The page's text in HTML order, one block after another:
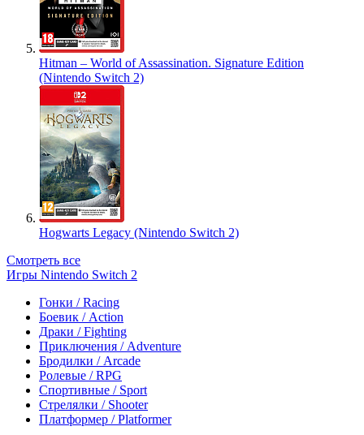
Hitman – World of Assassination. Signature Edition
(Nintendo Switch 2)
Hogwarts Legacy (Nintendo Switch 2)
Смотреть все
Игры Nintendo Switch 2
Гонки / Racing
Боевик / Action
Драки / Fighting
Приключения / Adventure
Бродилки / Arcade
Ролевые / RPG
Спортивные / Sport
Стрелялки / Shooter
Платформер / Platformer